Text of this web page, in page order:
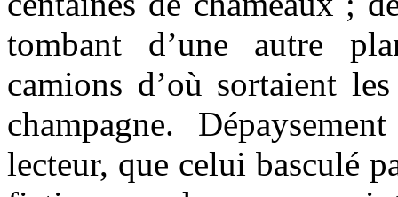
tombant d’une autre
camions d’où sortaient
champagne.
lecteur, que celui basculé